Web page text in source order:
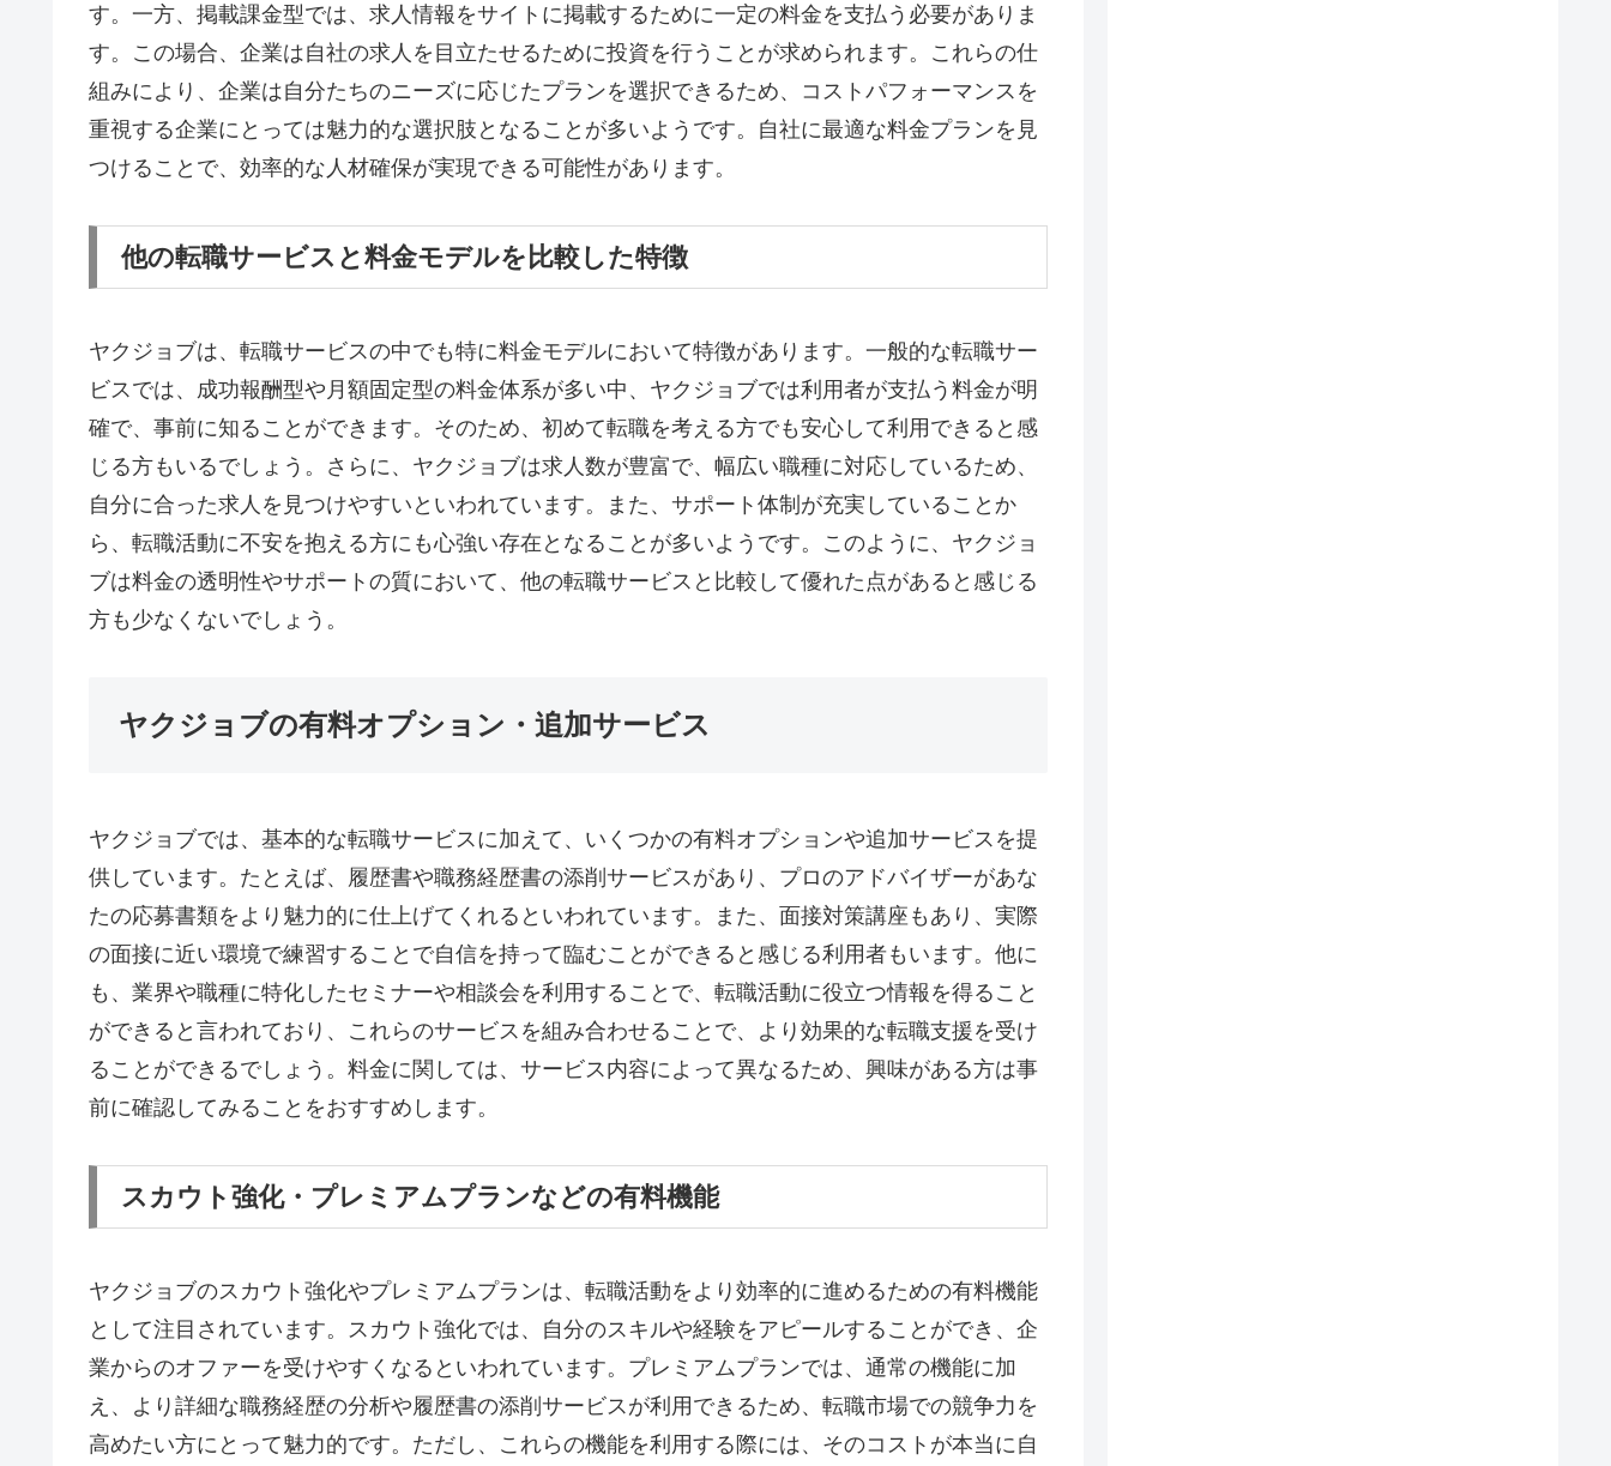
す。一方、掲載課金型では、求人情報をサイトに掲載するために一定の料金を支払う必要がありま
す。この場合、企業は自社の求人を目立たせるために投資を行うことが求められます。これらの仕
組みにより、企業は自分たちのニーズに応じたプランを選択できるため、コストパフォーマンスを
重視する企業にとっては魅力的な選択肢となることが多いようです。自社に最適な料金プランを見
つけることで、効率的な人材確保が実現できる可能性があります。
他の転職サービスと料金モデルを比較した特徴
ヤクジョブは、転職サービスの中でも特に料金モデルにおいて特徴があります。一般的な転職サー
ビスでは、成功報酬型や月額固定型の料金体系が多い中、ヤクジョブでは利用者が支払う料金が明
確で、事前に知ることができます。そのため、初めて転職を考える方でも安心して利用できると感
じる方もいるでしょう。さらに、ヤクジョブは求人数が豊富で、幅広い職種に対応しているため、
自分に合った求人を見つけやすいといわれています。また、サポート体制が充実していることか
ら、転職活動に不安を抱える方にも心強い存在となることが多いようです。このように、ヤクジョ
ブは料金の透明性やサポートの質において、他の転職サービスと比較して優れた点があると感じる
方も少なくないでしょう。
ヤクジョブの有料オプション・追加サービス
ヤクジョブでは、基本的な転職サービスに加えて、いくつかの有料オプションや追加サービスを提
供しています。たとえば、履歴書や職務経歴書の添削サービスがあり、プロのアドバイザーがあな
たの応募書類をより魅力的に仕上げてくれるといわれています。また、面接対策講座もあり、実際
の面接に近い環境で練習することで自信を持って臨むことができると感じる利用者もいます。他に
も、業界や職種に特化したセミナーや相談会を利用することで、転職活動に役立つ情報を得ること
ができると言われており、これらのサービスを組み合わせることで、より効果的な転職支援を受け
ることができるでしょう。料金に関しては、サービス内容によって異なるため、興味がある方は事
前に確認してみることをおすすめします。
スカウト強化・プレミアムプランなどの有料機能
ヤクジョブのスカウト強化やプレミアムプランは、転職活動をより効率的に進めるための有料機能
として注目されています。スカウト強化では、自分のスキルや経験をアピールすることができ、企
業からのオファーを受けやすくなるといわれています。プレミアムプランでは、通常の機能に加
え、より詳細な職務経歴の分析や履歴書の添削サービスが利用できるため、転職市場での競争力を
高めたい方にとって魅力的です。ただし、これらの機能を利用する際には、そのコストが本当に自